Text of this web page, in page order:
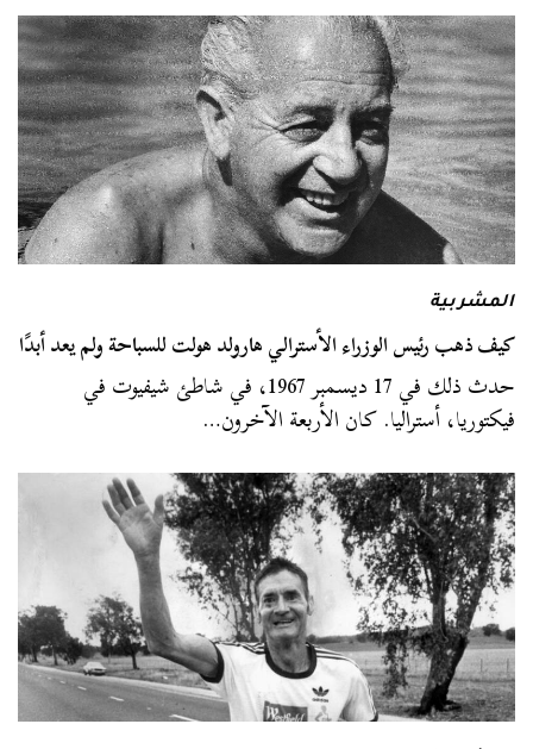
المشربية
كيف ذهب رئيس الوزراء الأسترالي هارولد هولت للسباحة ولم يعد أبدًا
حدث ذلك في 17 ديسمبر 1967، في شاطئ شيفيوت في
فيكتوريا، أستراليا. كان الأربعة الآخرون…